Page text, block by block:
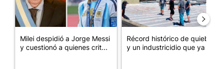
Milei despidió a Jorge Messi
y cuestionó a quienes crit...
Récord histórico de quiebras
y un industricidio que ya ...